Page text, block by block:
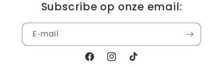
Subscribe op onze email:
E‑mail
FacebookInstagram
TikTok